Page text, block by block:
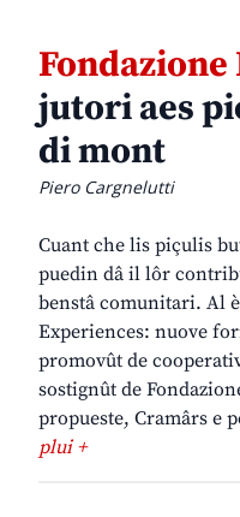
jutori aes
di mont
Piero Cargnelutti
Cuant che lis piçulis
puedin dâ il lôr
benstâ comunitari. Al
Experiences: nuove
promovût de
sostignût de
propueste, Cramârs e
plui +